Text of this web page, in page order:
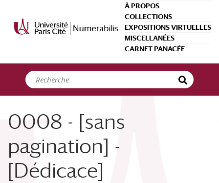
À PROPOS
COLLECTIONS
EXPOSITIONS VIRTUELLES
MISCELLANÉES
CARNET PANACÉE
0008 - [sans
pagination] -
[Dédicace]